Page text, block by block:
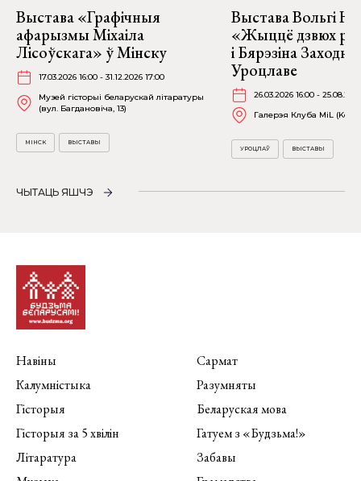
Выстава «Графічныя
афарызмы Міхаіла
Лісоўскага» ў Мінску
17.03.2026 16:00 - 31.12.2026 17:00
Музей гісторыі беларускай літаратуры
(вул. Багдановіча, 13)
МІНСК ВЫСТАВЫ
Выстава Вольгі
«Жыццё дзвюх
і Бярэзіна
Уроцлаве
26.03.2026 16:00 -
Галерэя Клуба MiL
УРОЦЛАЎ ВЫСТАВЫ
ЧЫТАЦЬ ЯШЧЭ
Навіны
Калумністыка
Гісторыя
Гісторыя за 5 хвілін
Літаратура
Сармат
Разумняты
Беларуская мова
Гатуем з «Будзьма!»
Забавы